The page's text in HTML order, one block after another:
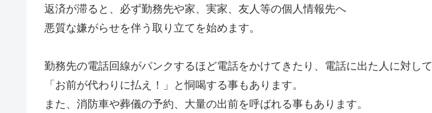
返済が滞ると、必ず勤務先や家、実家、友人等の個人情報先へ
悪質な嫌がらせを伴う取り立てを始めます。
勤務先の電話回線がパンクするほど電話をかけてきたり、電話に出た人に対して
「お前が代わりに払え！」と恫喝する事もあります。
また、消防車や葬儀の予約、大量の出前を呼ばれる事もあります。